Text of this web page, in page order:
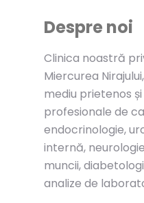
Despre noi
Clinica noastră
Miercurea
mediu prietenos
profesionale de
endocrinologie,
internă,
muncii,
analize de